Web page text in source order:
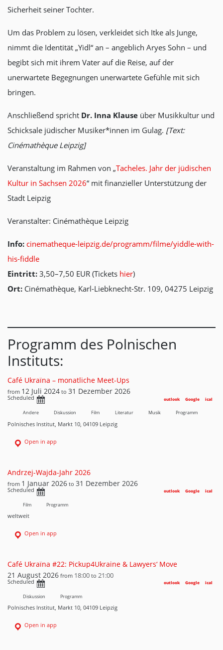
Sicherheit seiner Tochter.
Um das Problem zu lösen, verkleidet sich Itke als Junge,
nimmt die Identität „Yidl“ an – angeblich Aryes Sohn – und
begibt sich mit ihrem Vater auf die Reise, auf der
unerwartete Begegnungen unerwartete Gefühle mit sich
bringen.
Anschließend spricht Dr. Inna Klause über Musikkultur und
Schicksale jüdischer Musiker*innen im Gulag. [Text:
Cinémathèque Leipzig]
Veranstaltung im Rahmen von „Tacheles. Jahr der jüdischen
Kultur in Sachsen 2026“ mit finanzieller Unterstützung der
Stadt Leipzig
Veranstalter: Cinémathèque Leipzig
Info: cinematheque-leipzig.de/programm/filme/yiddle-with-
his-fiddle
Eintritt: 3,50–7,50 EUR (Tickets hier)
Ort: Cinémathèque, Karl-Liebknecht-Str. 109, 04275 Leipzig
Programm des Polnischen
Instituts:
Café Ukraїna – monatliche Meet-Ups
from 12 Juli 2024 to 31 Dezember 2026
Scheduled ical
Google
outlook
Andere Diskussion Film Literatur Musik Programm
Polnisches Institut, Markt 10, 04109 Leipzig
Open in app
Andrzej-Wajda-Jahr 2026
from 1 Januar 2026 to 31 Dezember 2026
Scheduled ical
Google
outlook
Film Programm
weltweit
Open in app
Café Ukraїna #22: Pickup4Ukraine & Lawyers‘ Move
21 August 2026 from 18:00 to 21:00
Scheduled ical
Google
outlook
Diskussion Programm
Polnisches Institut, Markt 10, 04109 Leipzig
Open in app